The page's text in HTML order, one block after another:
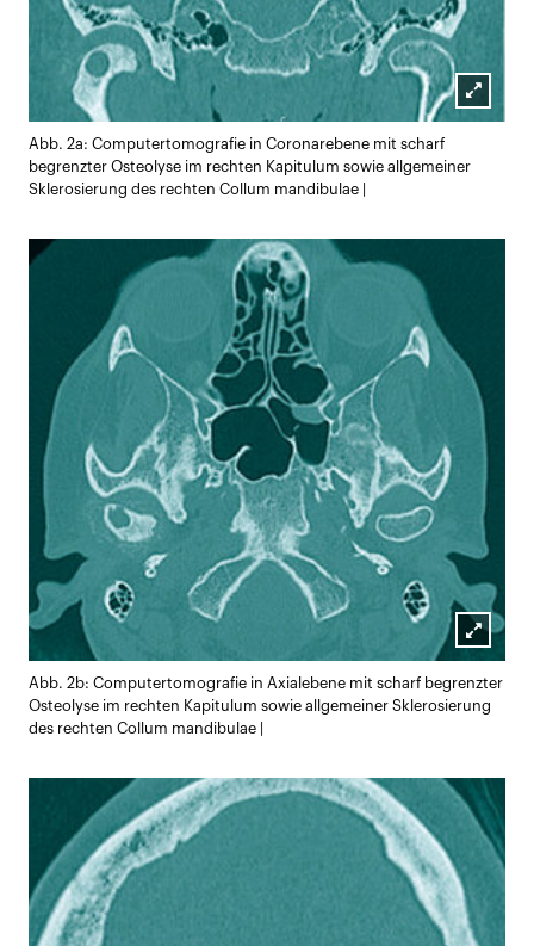
Abb. 2a: Computertomografie in Coronarebene mit scharf
begrenzter Osteolyse im rechten Kapitulum sowie allgemeiner
Sklerosierung des rechten Collum mandibulae |
öffnen
Abb. 2b: Computertomografie in Axialebene mit scharf begrenzter
Osteolyse im rechten Kapitulum sowie allgemeiner Sklerosierung
des rechten Collum mandibulae |